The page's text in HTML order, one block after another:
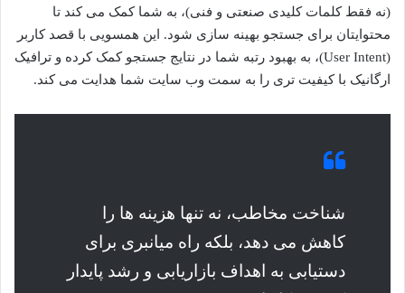
(نه فقط کلمات کلیدی صنعتی و فنی)، به شما کمک می کند تا
محتوایتان برای جستجو بهینه سازی شود. این همسویی با قصد کاربر
(User Intent)، به بهبود رتبه شما در نتایج جستجو کمک کرده و ترافیک
ارگانیک با کیفیت تری را به سمت وب سایت شما هدایت می کند.
شناخت مخاطب، نه تنها هزینه ها را
کاهش می دهد، بلکه راه میانبری برای
دستیابی به اهداف بازاریابی و رشد پایدار